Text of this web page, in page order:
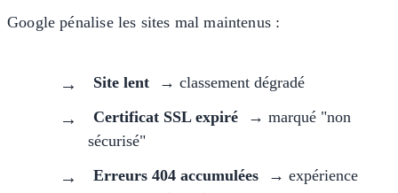
Google pénalise les sites mal maintenus :
Site lent
→ classement dégradé
Certificat SSL expiré
→ marqué "non
sécurisé"
Erreurs 404 accumulées
→ expérience